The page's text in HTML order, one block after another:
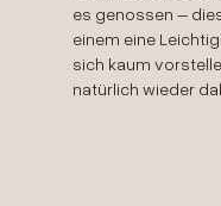
es genossen –
einem eine
sich kaum
natürlich wieder